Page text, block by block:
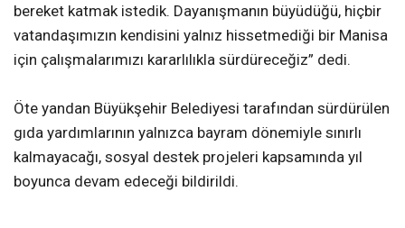
bereket katmak istedik. Dayanışmanın büyüdüğü, hiçbir
vatandaşımızın kendisini yalnız hissetmediği bir Manisa
için çalışmalarımızı kararlılıkla sürdüreceğiz” dedi.
Öte yandan Büyükşehir Belediyesi tarafından sürdürülen
gıda yardımlarının yalnızca bayram dönemiyle sınırlı
kalmayacağı, sosyal destek projeleri kapsamında yıl
boyunca devam edeceği bildirildi.